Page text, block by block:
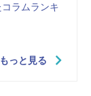
ラムランキ
もっと見る